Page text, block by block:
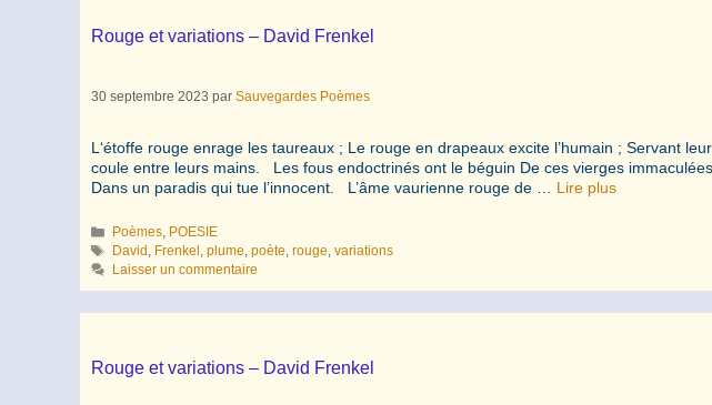
Rouge et variations – David Frenkel
30 septembre 2023 par Sauvegardes Poèmes
L‘étoffe rouge enrage les taureaux ; Le rouge en drapeaux excite l’humain ; Servant
coule entre leurs mains. Les fous endoctrinés ont le béguin De ces vierges
Dans un paradis qui tue l’innocent. L’âme vaurienne rouge de … Lire plus
Catégories
Poèmes, POESIE
Étiquettes
David , Frenkel ,plume,poète,rouge,variations
Laisser un commentaire
Rouge et variations – David Frenkel